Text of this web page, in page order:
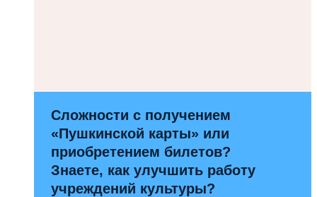
Сложности с получением
«Пушкинской карты» или
приобретением билетов?
Знаете, как улучшить работу
учреждений культуры?